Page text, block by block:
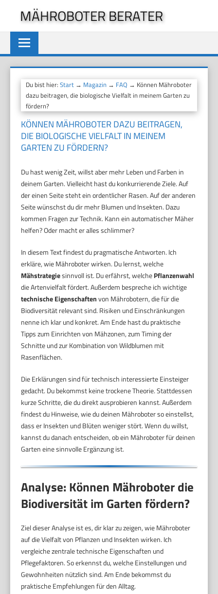
springen
MÄHROBOTER BERATER
Du bist hier:Start → Magazin → FAQ → Können Mähroboter
dazu beitragen, die biologische Vielfalt in meinem Garten zu
fördern?
KÖNNEN MÄHROBOTER DAZU BEITRAGEN,
DIE BIOLOGISCHE VIELFALT IN MEINEM
GARTEN ZU FÖRDERN?
Du hast wenig Zeit, willst aber mehr Leben und Farben in
deinem Garten. Vielleicht hast du konkurrierende Ziele. Auf
der einen Seite steht ein ordentlicher Rasen. Auf der anderen
Seite wünschst du dir mehr Blumen und Insekten. Dazu
kommen Fragen zur Technik. Kann ein automatischer Mäher
helfen? Oder macht er alles schlimmer?
In diesem Text findest du pragmatische Antworten. Ich
erkläre, wie Mähroboter wirken. Du lernst, welche
Mähstrategiesinnvoll ist. Du erfährst, welchePflanzenwahl
die Artenvielfalt fördert. Außerdem bespreche ich wichtige
technische Eigenschaftenvon Mährobotern, die für die
Biodiversität relevant sind. Risiken und Einschränkungen
nenne ich klar und konkret. Am Ende hast du praktische
Tipps zum Einrichten von Mähzonen, zum Timing der
Schnitte und zur Kombination von Wildblumen mit
Rasenflächen.
Die Erklärungen sind für technisch interessierte Einsteiger
gedacht. Du bekommst keine trockene Theorie. Stattdessen
kurze Schritte, die du direkt ausprobieren kannst. Außerdem
findest du Hinweise, wie du deinen Mähroboter so einstellst,
dass er Insekten und Blüten weniger stört. Wenn du willst,
kannst du danach entscheiden, ob ein Mähroboter für deinen
Garten eine sinnvolle Ergänzung ist.
Analyse: Können Mähroboter die
Biodiversität im Garten fördern?
Ziel dieser Analyse ist es, dir klar zu zeigen, wie Mähroboter
auf die Vielfalt von Pflanzen und Insekten wirken. Ich
vergleiche zentrale technische Eigenschaften und
Pflegefaktoren. So erkennst du, welche Einstellungen und
Gewohnheiten nützlich sind. Am Ende bekommst du
praktische Empfehlungen für den Alltag.